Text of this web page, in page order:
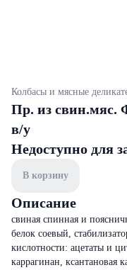
Колбасы и мясные
Пр. из
в/у
Недоступно для
В корзину
Описание
свиная спинная и
белок соевый,
кислотности: ацетаты и
каррагинан, ксантановая